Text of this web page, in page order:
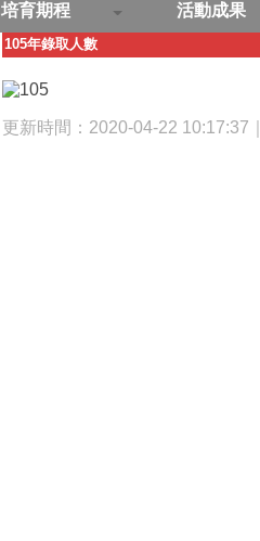
培育期程 活動成果
105年錄取人數
更新時間：2020-04-22 10:17:37